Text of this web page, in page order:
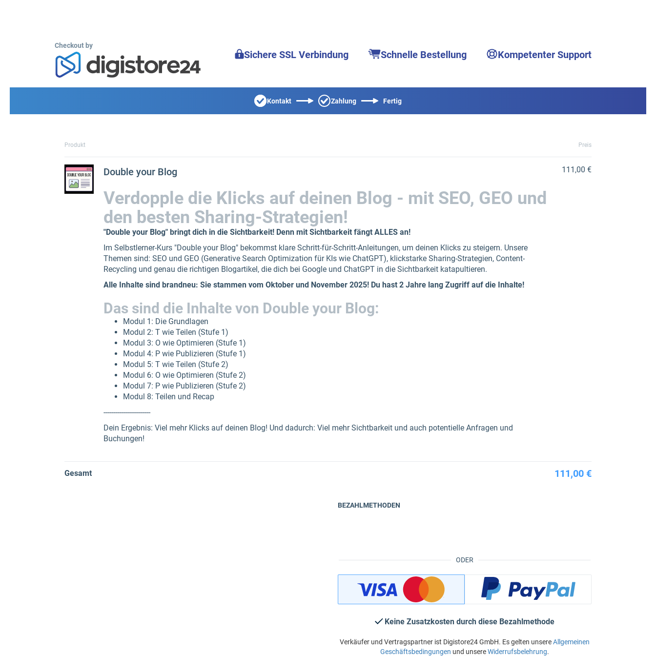
Checkout by
Sichere SSL Verbindung Schnelle Bestellung Kompetenter Support
Kontakt Zahlung Fertig
Produkt Preis
Double your Blog
Verdopple die Klicks auf deinen Blog - mit SEO, GEO und
den besten Sharing-Strategien!
"Double your Blog" bringt dich in die Sichtbarkeit! Denn mit Sichtbarkeit fängt ALLES an!
Im Selbstlerner-Kurs "Double your Blog" bekommst klare Schritt-für-Schritt-Anleitungen, um deinen Klicks zu steigern. Unsere
Themen sind: SEO und GEO (Generative Search Optimization für KIs wie ChatGPT), klickstarke Sharing-Strategien, Content-
Recycling und genau die richtigen Blogartikel, die dich bei Google und ChatGPT in die Sichtbarkeit katapultieren.
Alle Inhalte sind brandneu: Sie stammen vom Oktober und November 2025! Du hast 2 Jahre lang Zugriff auf die Inhalte!
Das sind die Inhalte von Double your Blog:
Modul 1: Die Grundlagen
Modul 2: T wie Teilen (Stufe 1)
Modul 3: O wie Optimieren (Stufe 1)
Modul 4: P wie Publizieren (Stufe 1)
Modul 5: T wie Teilen (Stufe 2)
Modul 6: O wie Optimieren (Stufe 2)
Modul 7: P wie Publizieren (Stufe 2)
Modul 8: Teilen und Recap
------------------------
Dein Ergebnis: Viel mehr Klicks auf deinen Blog! Und dadurch: Viel mehr Sichtbarkeit und auch potentielle Anfragen und
Buchungen!
111,00 €
Gesamt 111,00 €
ODER
BEZAHLMETHODEN
Keine Zusatzkosten durch diese Bezahlmethode
Verkäufer und Vertragspartner ist Digistore24 GmbH. Es gelten unsereAllgemeinen
Geschäftsbedingungen und unsereWiderrufsbelehrung.